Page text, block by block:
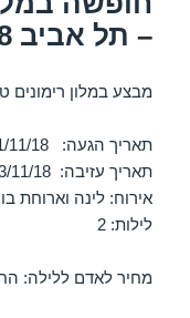
– תל אביב 01/11/2018
מבצע במלון רימונים
תאריך הגעה: 01/11/18
תאריך עזיבה: 03/11/18
אירוח: לינה וארוחת
לילות: 2
מחיר לאדם ללילה: החל